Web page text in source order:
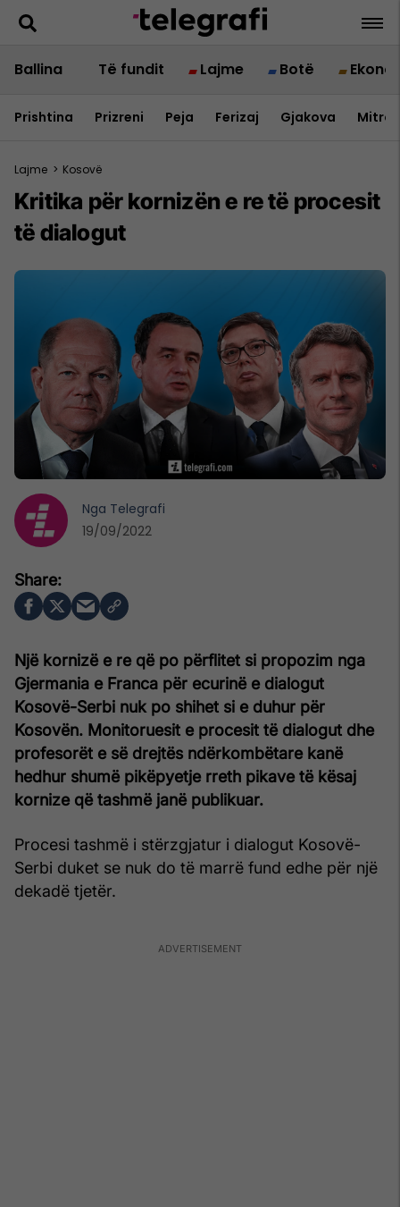
Ballina Të fundit Lajme Botë
Prishtina Prizreni Peja Ferizaj Gjakova
Lajme > Kosovë
Kritika për kornizën e re të procesit
të dialogut
Një kornizë e re që po përflitet si propozim nga
Gjermania e Franca për ecurinë e dialogut
Kosovë-Serbi nuk po shihet si e duhur për
Kosovën. Monitoruesit e procesit të dialogut dhe
profesorët e së drejtës ndërkombëtare kanë
hedhur shumë pikëpyetje rreth pikave të kësaj
kornize që tashmë janë publikuar.
Procesi tashmë i stërzgjatur i dialogut Kosovë-
Serbi duket se nuk do të marrë fund edhe për një
dekadë tjetër.
Nga Telegrafi
19/09/2022